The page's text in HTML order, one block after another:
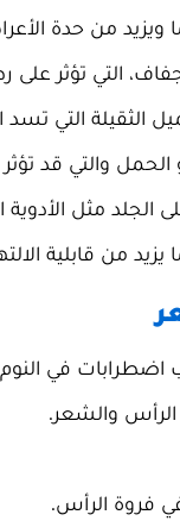
ويزيد من حدة
التي تؤثر على
الثقيلة التي تسد
والتي قد
مثل الأدوية
من قابلية
اضطرابات في
والشعر.
فروة الرأس.